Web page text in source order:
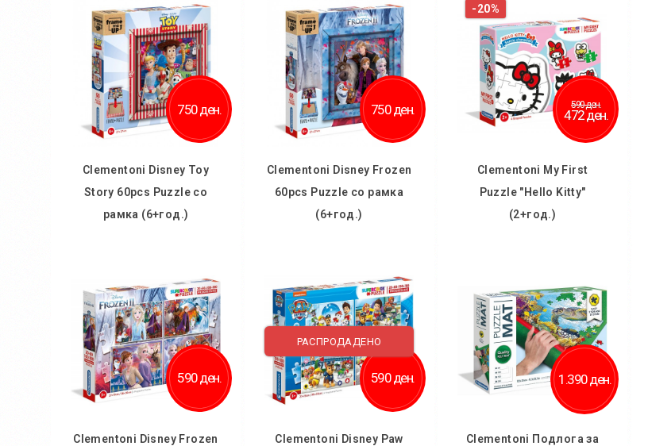
750 ден.
Clementoni Disney Toy
Story 60pcs Puzzle со
рамка (6+год.)
Додај во желби
Додај за споредба
750 ден.
Clementoni Disney Frozen
60pcs Puzzle со рамка
(6+год.)
Додај во желби
Додај за споредба
-20%
590 ден.
472 ден.
Clementoni My First
Puzzle "Hello Kitty"
(2+год.)
Додај во желби
Додај за споредба
590 ден.
Clementoni Disney Frozen
РАСПРОДАДЕНО
590 ден.
Clementoni Disney Paw
1.390 ден.
Clementoni Подлога за